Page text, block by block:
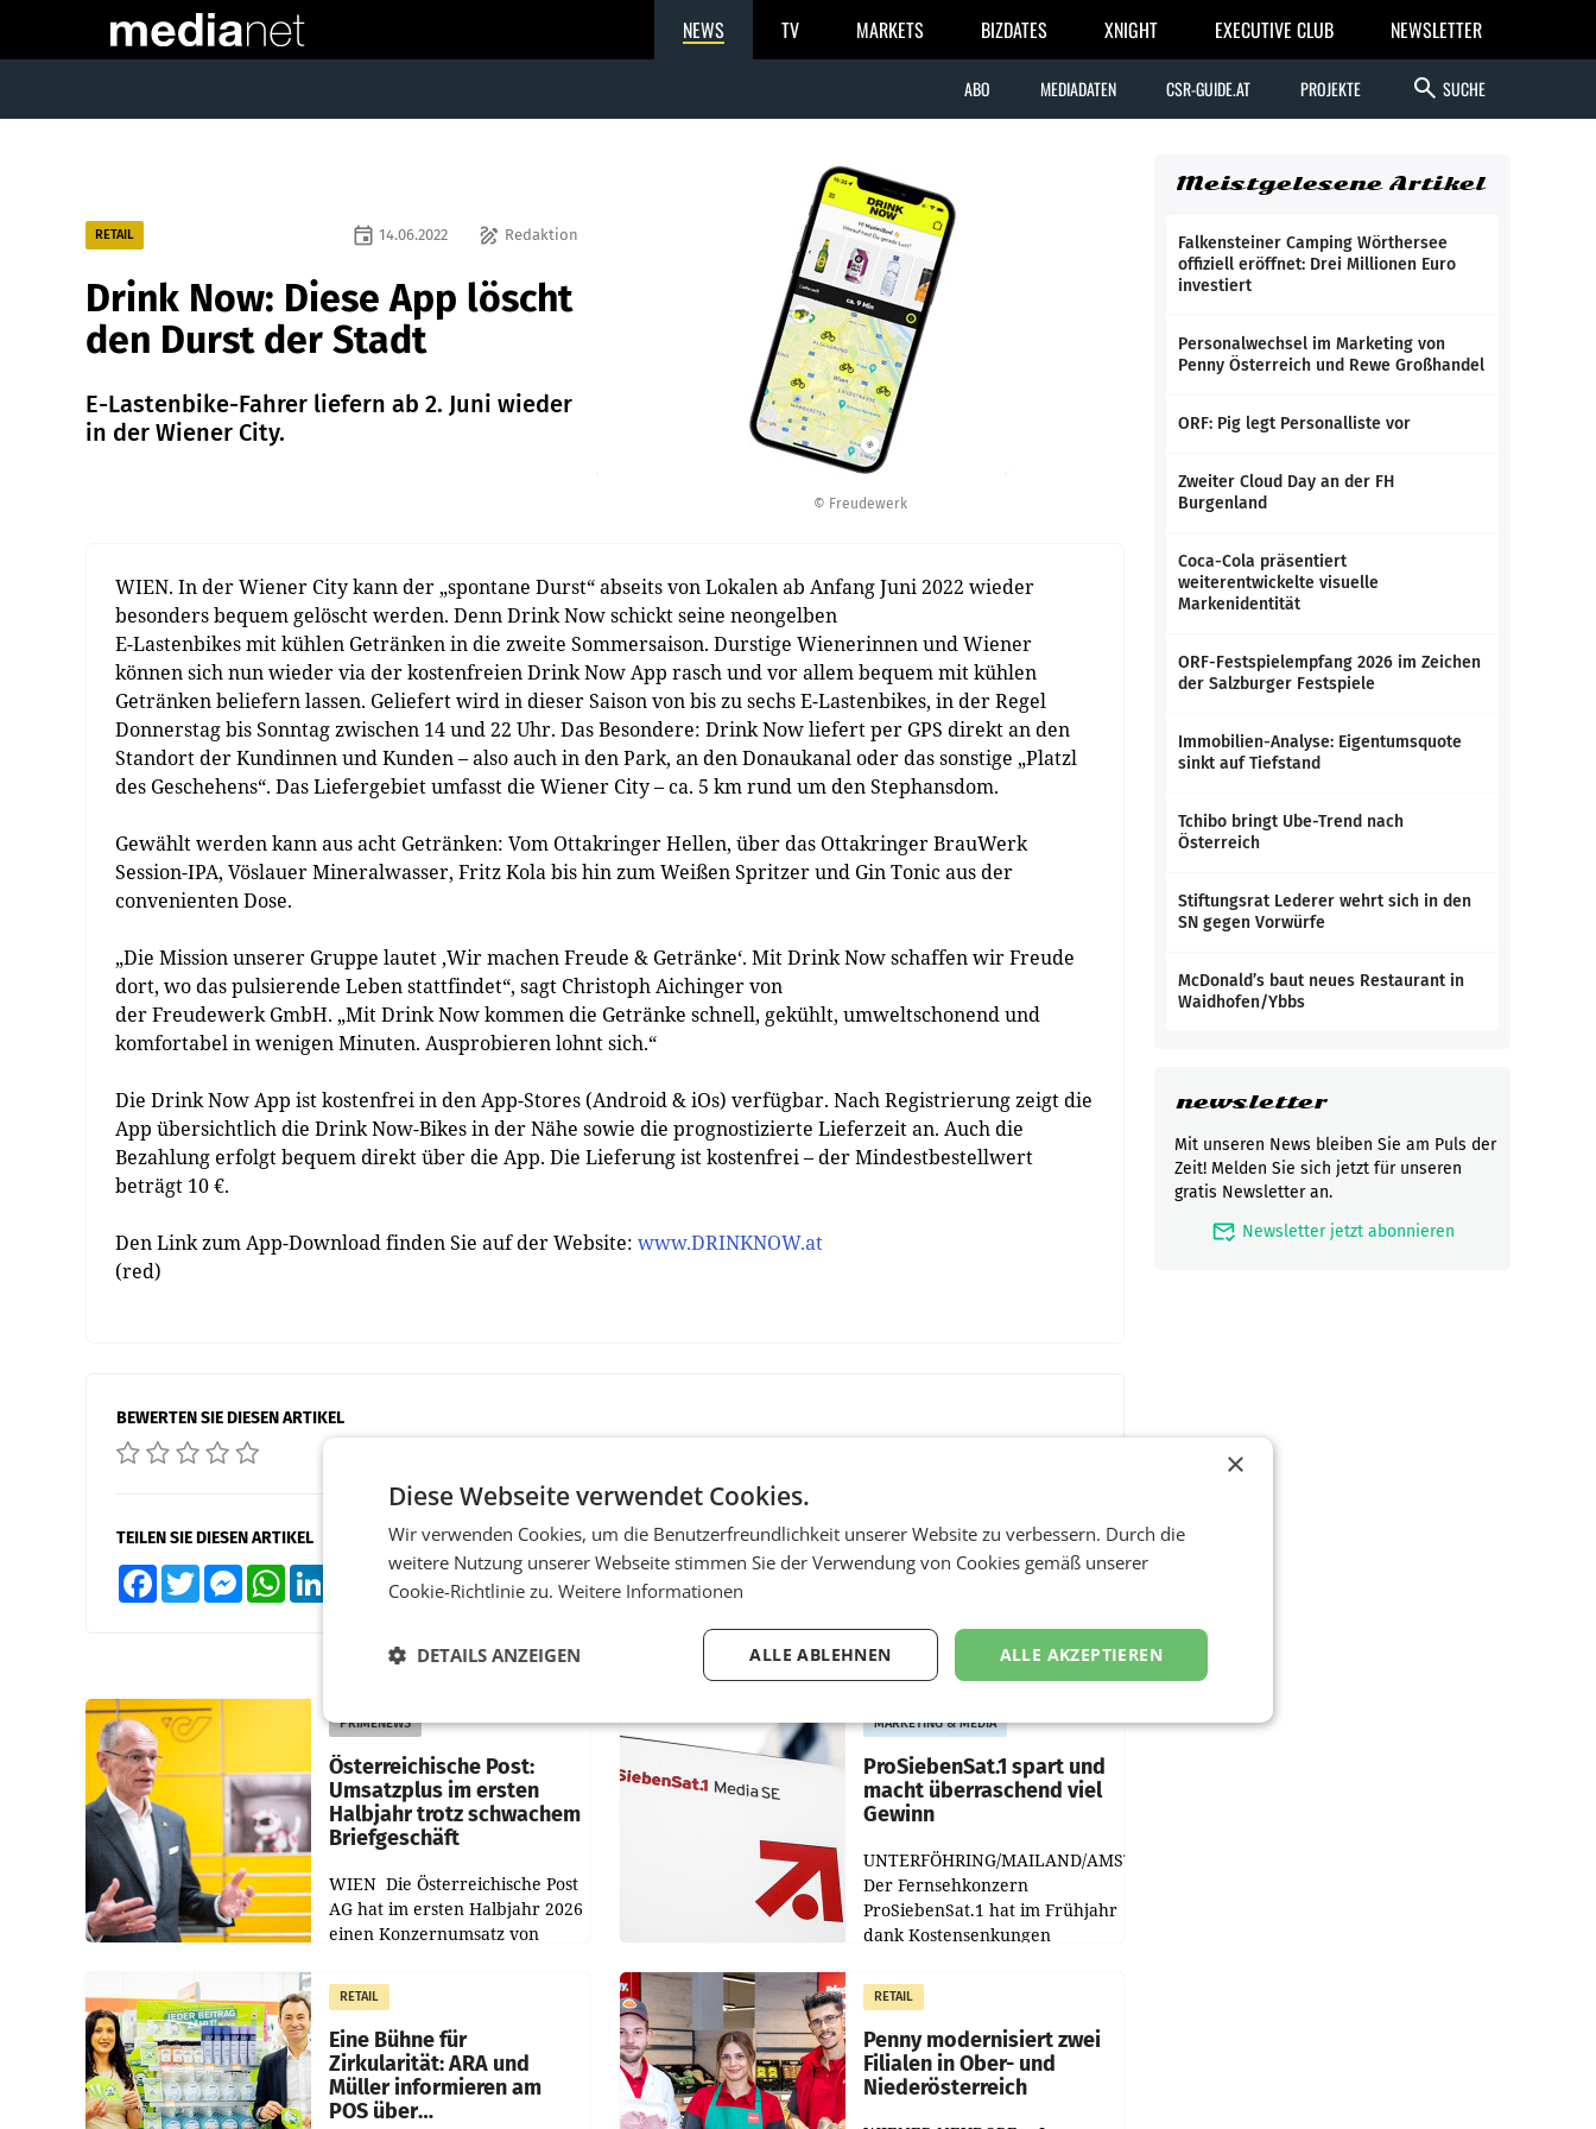
NEWS TV MARKETS BIZDATES XNIGHT EXECUTIVE CLUB NEWSLETTER
ABO MEDIADATEN CSR-GUIDE.AT PROJEKTE search SUCHE
© Freudewerk
RETAIL draw Redaktion
event 14.06.2022
Drink Now: Diese App löscht
den Durst der Stadt
E-Lastenbike-Fahrer liefern ab 2. Juni wieder
in der Wiener City.
WIEN. In der Wiener City kann der „spontane Durst“ abseits von Lokalen ab Anfang Juni 2022 wieder
besonders bequem gelöscht werden. Denn Drink Now schickt seine neongelben
E-Lastenbikes mit kühlen Getränken in die zweite Sommersaison. Durstige Wienerinnen und Wiener
können sich nun wieder via der kostenfreien Drink Now App rasch und vor allem bequem mit kühlen
Getränken beliefern lassen. Geliefert wird in dieser Saison von bis zu sechs E-Lastenbikes, in der Regel
Donnerstag bis Sonntag zwischen 14 und 22 Uhr. Das Besondere: Drink Now liefert per GPS direkt an den
Standort der Kundinnen und Kunden – also auch in den Park, an den Donaukanal oder das sonstige „Platzl
des Geschehens“. Das Liefergebiet umfasst die Wiener City – ca. 5 km rund um den Stephansdom.
Gewählt werden kann aus acht Getränken: Vom Ottakringer Hellen, über das Ottakringer BrauWerk
Session-IPA, Vöslauer Mineralwasser, Fritz Kola bis hin zum Weißen Spritzer und Gin Tonic aus der
convenienten Dose.
„Die Mission unserer Gruppe lautet ‚Wir machen Freude & Getränke‘. Mit Drink Now schaffen wir Freude
dort, wo das pulsierende Leben stattfindet“, sagt Christoph Aichinger von
der Freudewerk GmbH. „Mit Drink Now kommen die Getränke schnell, gekühlt, umweltschonend und
komfortabel in wenigen Minuten. Ausprobieren lohnt sich.“
Die Drink Now App ist kostenfrei in den App-Stores (Android & iOs) verfügbar. Nach Registrierung zeigt die
App übersichtlich die Drink Now-Bikes in der Nähe sowie die prognostizierte Lieferzeit an. Auch die
Bezahlung erfolgt bequem direkt über die App. Die Lieferung ist kostenfrei – der Mindestbestellwert
beträgt 10 €.
Den Link zum App-Download finden Sie auf der Website: www.DRINKNOW.at
(red)
BEWERTEN SIE DIESEN ARTIKEL
TEILEN SIE DIESEN ARTIKEL
FacebookTwitter MessengerWhatsApp XING Teilen
PRIMENEWS
Österreichische Post:
Umsatzplus im ersten
Halbjahr trotz schwachem
Briefgeschäft
WIEN Die Österreichische Post
AG hat im ersten Halbjahr 2026
einen Konzernumsatz von
erwirtschaftet, was einem Plus
von 3,8 Prozent gegenüber
dem Vergleichszeitraum
MARKETING & MEDIA
ProSiebenSat.1 spart und
macht überraschend viel
Gewinn
UNTERFÖHRING/MAILAND/AMSTERDAM.
Der Fernsehkonzern
ProSiebenSat.1 hat im Frühjahr
dank Kostensenkungen
gemacht und die
Markterwartung deutlich
übertroffen.
RETAIL
Eine Bühne für
Zirkularität: ARA und
Müller informieren am
POS über
RETAIL
Penny modernisiert zwei
Filialen in Ober- und
Niederösterreich
Meistgelesene Artikel
Falkensteiner Camping Wörthersee
offiziell eröffnet: Drei Millionen Euro
investiert
Personalwechsel im Marketing von
Penny Österreich und Rewe Großhandel
ORF: Pig legt Personalliste vor
Zweiter Cloud Day an der FH
Burgenland
Coca-Cola präsentiert
weiterentwickelte visuelle
Markenidentität
ORF-Festspielempfang 2026 im Zeichen
der Salzburger Festspiele
Immobilien-Analyse: Eigentumsquote
sinkt auf Tiefstand
Tchibo bringt Ube-Trend nach
Österreich
Stiftungsrat Lederer wehrt sich in den
SN gegen Vorwürfe
McDonald’s baut neues Restaurant in
Waidhofen/Ybbs
newsletter
Mit unseren News bleiben Sie am Puls der
Zeit! Melden Sie sich jetzt für unseren
gratis Newsletter an.
mark_email_read Newsletter jetzt abonnieren
×
Diese Webseite verwendet Cookies.
Wir verwenden Cookies, um die Benutzerfreundlichkeit unserer Website zu verbessern. Durch die
weitere Nutzung unserer Webseite stimmen Sie der Verwendung von Cookies gemäß unserer
Cookie-Richtlinie zu. Weitere Informationen
ALLE AKZEPTIEREN
ALLE ABLEHNEN
DETAILS ANZEIGEN